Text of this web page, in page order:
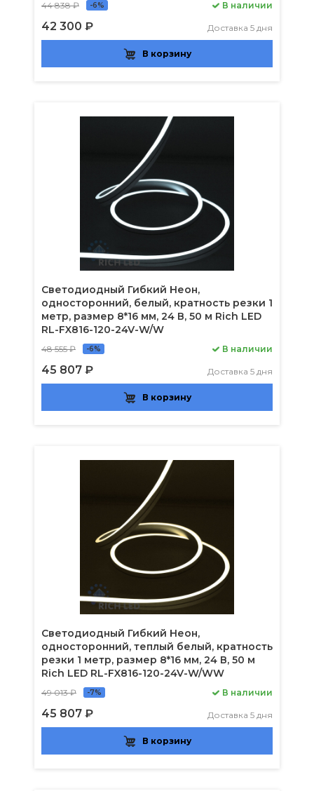
44 838 ₽ -6%
42 300 ₽
В наличии
Доставка 5 дня
В корзину
Светодиодный Гибкий Неон,
односторонний, белый, кратность резки 1
метр, размер 8*16 мм, 24 В, 50 м Rich LED
RL-FX816-120-24V-W/W
48 555 ₽ -6%
45 807 ₽
В наличии
Доставка 5 дня
В корзину
Светодиодный Гибкий Неон,
односторонний, теплый белый, кратность
резки 1 метр, размер 8*16 мм, 24 В, 50 м
Rich LED RL-FX816-120-24V-W/WW
49 013 ₽ -7%
45 807 ₽
В наличии
Доставка 5 дня
В корзину